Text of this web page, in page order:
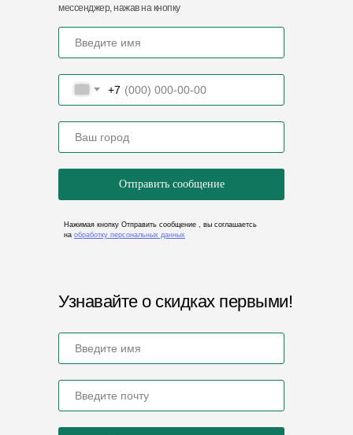
Узнавайте о скидках первыми!
Нажимая кнопку Отправить сообщение , вы соглашаетсь
на обработку персональных данных
+7
Отправить сообщение
мессенджер, нажав на кнопку
Адреса нашего представительства
440068, Пензенская обл., г.
8 (8412) 36-22-17
8 (8412) 20-50-88
import@zaofoton.ru
Отдел продаж
8 (8412) 32-03-29
Бугхалтерия